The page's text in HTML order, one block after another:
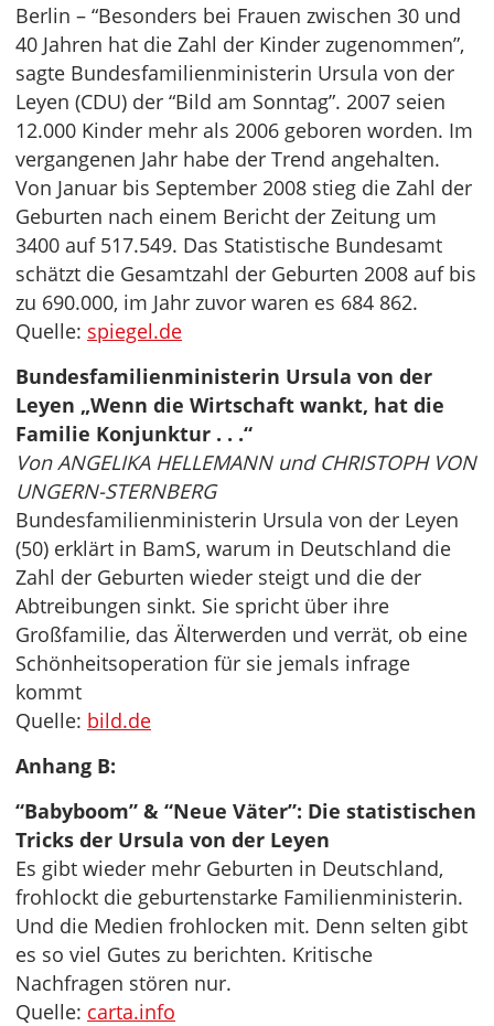
Berlin – “Besonders bei Frauen zwischen 30 und
40 Jahren hat die Zahl der Kinder zugenommen”,
sagte Bundesfamilienministerin Ursula von der
Leyen (CDU) der “Bild am Sonntag”. 2007 seien
12.000 Kinder mehr als 2006 geboren worden. Im
vergangenen Jahr habe der Trend angehalten.
Von Januar bis September 2008 stieg die Zahl der
Geburten nach einem Bericht der Zeitung um
3400 auf 517.549. Das Statistische Bundesamt
schätzt die Gesamtzahl der Geburten 2008 auf bis
zu 690.000, im Jahr zuvor waren es 684 862.
Quelle: spiegel.de
Bundesfamilienministerin Ursula von der
Leyen „Wenn die Wirtschaft wankt, hat die
Familie Konjunktur . . .“
Von ANGELIKA HELLEMANN und CHRISTOPH VON
UNGERN-STERNBERG
Bundesfamilienministerin Ursula von der Leyen
(50) erklärt in BamS, warum in Deutschland die
Zahl der Geburten wieder steigt und die der
Abtreibungen sinkt. Sie spricht über ihre
Großfamilie, das Älterwerden und verrät, ob eine
Schönheitsoperation für sie jemals infrage
kommt
Quelle: bild.de
Anhang B:
“Babyboom” & “Neue Väter”: Die statistischen
Tricks der Ursula von der Leyen
Es gibt wieder mehr Geburten in Deutschland,
frohlockt die geburtenstarke Familienministerin.
Und die Medien frohlocken mit. Denn selten gibt
es so viel Gutes zu berichten. Kritische
Nachfragen stören nur.
Quelle: carta.info